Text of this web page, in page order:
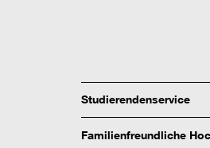
Studierendenservice
Familienfreundliche